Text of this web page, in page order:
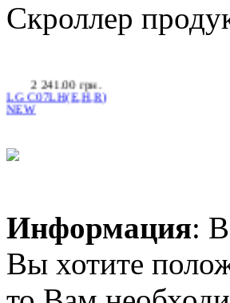
Скроллер
Plzma ion
Информация:
Вы хотите